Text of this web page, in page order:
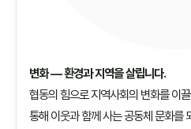
변화 — 환경과 지역을 살립니다.
협동의 힘으로 지역사회의 변화를 이
통해 이웃과 함께 사는 공동체 문화를